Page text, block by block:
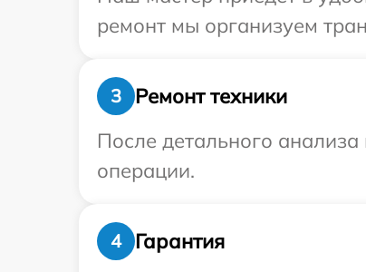
ремонт мы организуем
3
Ремонт техники
После детального
операции.
4
Гарантия